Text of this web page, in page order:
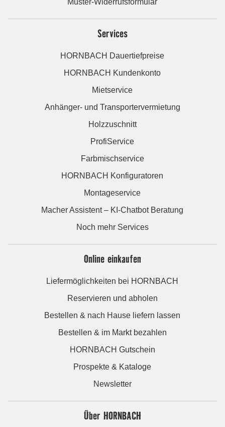
Muster-Widerrufsformular
Services
HORNBACH Dauertiefpreise
HORNBACH Kundenkonto
Mietservice
Anhänger- und Transportervermietung
Holzzuschnitt
ProfiService
Farbmischservice
HORNBACH Konfiguratoren
Montageservice
Macher Assistent – KI-Chatbot Beratung
Noch mehr Services
Online einkaufen
Liefermöglichkeiten bei HORNBACH
Reservieren und abholen
Bestellen & nach Hause liefern lassen
Bestellen & im Markt bezahlen
HORNBACH Gutschein
Prospekte & Kataloge
Newsletter
Über HORNBACH